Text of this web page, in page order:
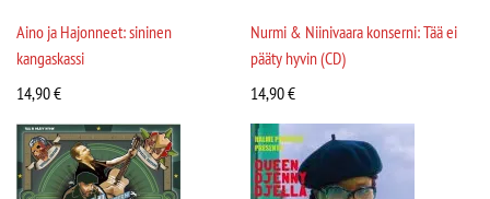
Aino ja Hajonneet: sininen
kangaskassi
14,90€
Nurmi & Niinivaara konserni: Tää ei
pääty hyvin (CD)
14,90€